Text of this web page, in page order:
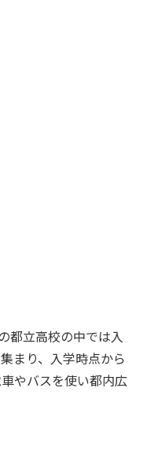
都立高校の中では入
まり、入学時点から
やバスを使い都内広